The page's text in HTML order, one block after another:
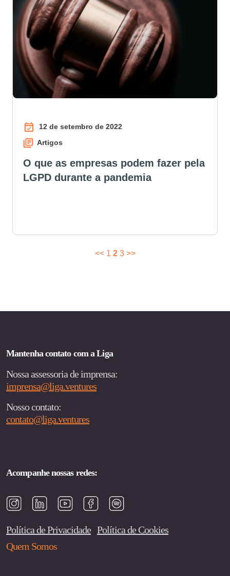
12 de setembro de 2022
Artigos
O que as empresas podem fazer pela
LGPD durante a pandemia
PAGINAÇÃO
<< 1 2 3 >>
Mantenha contato com a Liga
Nossa assessoria de imprensa:
imprensa@liga.ventures
Nosso contato:
contato@liga.ventures
Acompanhe nossas redes:
Política de Privacidade Política de Cookies
Quem Somos